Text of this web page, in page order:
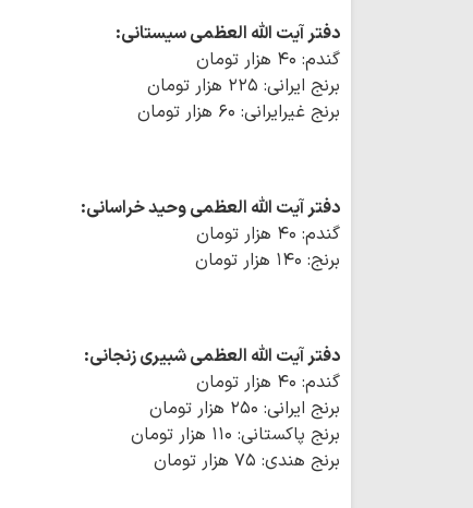
دفتر آیت الله العظمی سیستانی:
گندم: ۴۰ هزار تومان
برنج ایرانی: ۲۲۵ هزار تومان
برنج غیرایرانی: ۶۰ هزار تومان
دفتر آیت الله العظمی وحید خراسانی:
گندم: ۴۰ هزار تومان
برنج: ۱۴۰ هزار تومان
دفتر آیت الله العظمی شبیری زنجانی:
گندم: ۴۰ هزار تومان
برنج ایرانی: ۲۵۰ هزار تومان
برنج پاکستانی: ۱۱۰ هزار تومان
برنج هندی: ۷۵ هزار تومان